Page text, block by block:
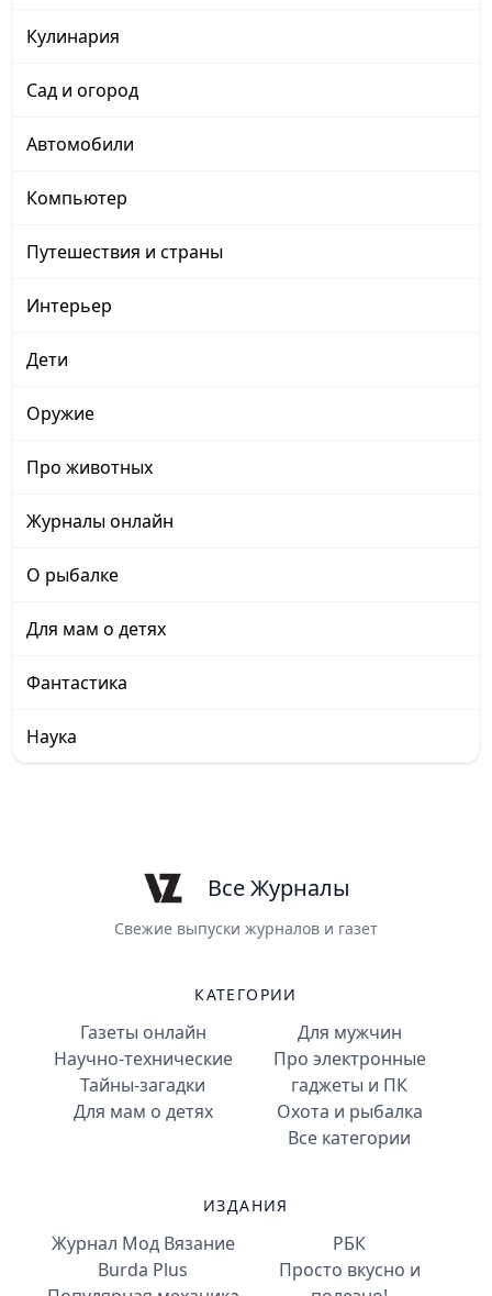
Кулинария
Сад и огород
Автомобили
Компьютер
Путешествия и страны
Интерьер
Дети
Оружие
Про животных
Журналы онлайн
О рыбалке
Для мам о детях
Фантастика
Наука
Все Журналы
Свежие выпуски журналов и газет
КАТЕГОРИИ
Газеты онлайн
Научно-технические
Тайны-загадки
Для мам о детях
Для мужчин
Про электронные
гаджеты и ПК
Охота и рыбалка
Все категории
ИЗДАНИЯ
Журнал Мод Вязание
Burda Plus
РБК
Просто вкусно и